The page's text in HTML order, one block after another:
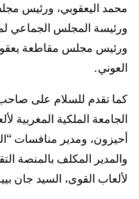
محمد اليعقوبي، ورئيس
ورئيسة المجلس الجماعي
ورئيس مجلس مقاطعة
العوني.
كما تقدم للسلام على
الجامعة الملكية المغربية
أحيزون، ومدير منافسات
والمدير المكلف بالمنصة
لألعاب القوى، السيد جان